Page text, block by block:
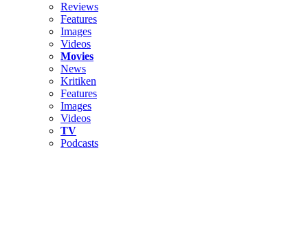
Reviews
Features
Images
Videos
Movies
News
Kritiken
Features
Images
Videos
TV
Podcasts